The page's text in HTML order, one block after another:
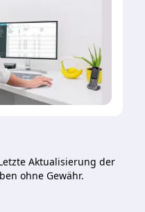
Aktualisierung der
ohne Gewähr.